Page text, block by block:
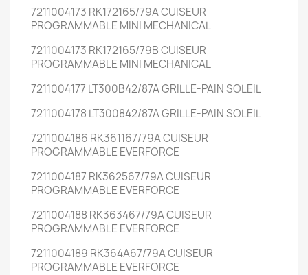
7211004173 RK172165/79A CUISEUR
PROGRAMMABLE MINI MECHANICAL
7211004173 RK172165/79B CUISEUR
PROGRAMMABLE MINI MECHANICAL
7211004177 LT300B42/87A GRILLE-PAIN SOLEIL
7211004178 LT300842/87A GRILLE-PAIN SOLEIL
7211004186 RK361167/79A CUISEUR
PROGRAMMABLE EVERFORCE
7211004187 RK362567/79A CUISEUR
PROGRAMMABLE EVERFORCE
7211004188 RK363467/79A CUISEUR
PROGRAMMABLE EVERFORCE
7211004189 RK364A67/79A CUISEUR
PROGRAMMABLE EVERFORCE